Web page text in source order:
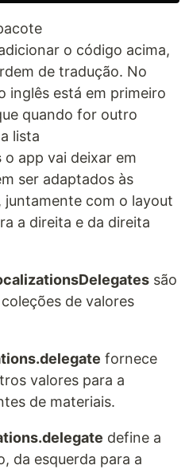
o código acima,
de tradução. No
inglês está em primeiro
quando for outro
lista
o app vai deixar em
ser adaptados às
juntamente com o layout
a direita e da direita
são
de valores
fornece
valores para a
de materiais.
define a
da esquerda para a